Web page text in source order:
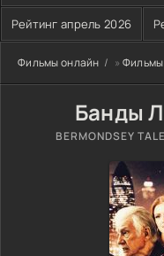
Рейтинг апрель 2026
Фильмы онлайн »
Банды
BERMONDSEY